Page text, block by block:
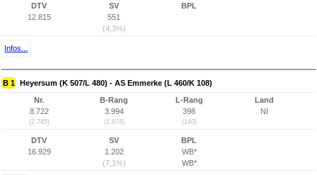
DTV
12.815
SV
551
(4,3%)
BPL
Infos...
B 1 Heyersum (K 507/L 480) - AS Emmerke (L 460/K 108)
Nr.
8.722
(2.745)
B-Rang
3.994
(1.674)
L-Rang
398
(140)
Land
NI
DTV
16.929
SV
1.202
(7,1%)
BPL
WB*
WB*